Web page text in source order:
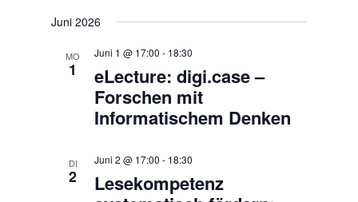
wählen.
Juni 2026
MO
1
Juni 1 @ 17:00 - 18:30
eLecture: digi.case –
Forschen mit
Informatischem Denken
DI
2
Juni 2 @ 17:00 - 18:30
​​Lesekompetenz